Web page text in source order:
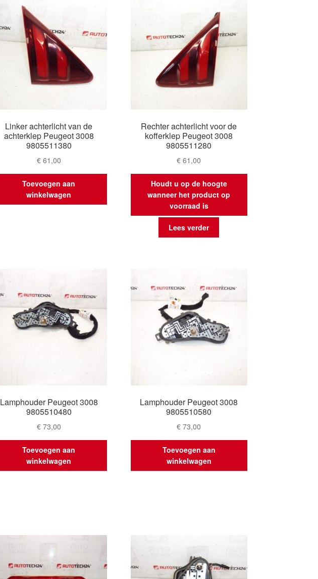
Linker achterlicht van de
achterklep Peugeot 3008
9805511380
€61,00
Toevoegen aan
winkelwagen
Rechter achterlicht voor de
kofferklep Peugeot 3008
9805511280
€ 61,00
Houdt u op de hoogte
wanneer het product op
voorraad is
Lees verder
Lamphouder Peugeot 3008
9805510480
€73,00
Toevoegen aan
winkelwagen
Lamphouder Peugeot 3008
9805510580
€ 73,00
Toevoegen aan
winkelwagen